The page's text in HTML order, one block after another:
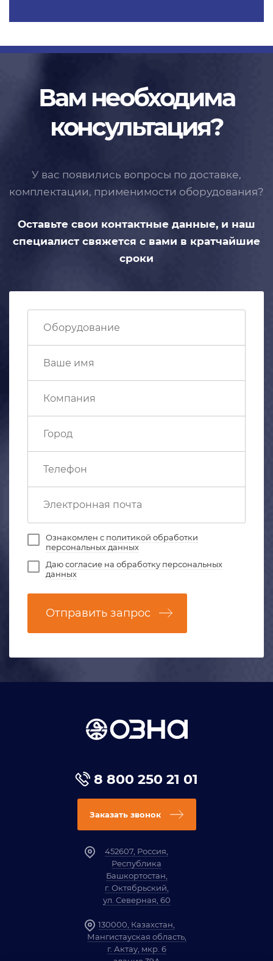
Вам необходима
консультация?
У вас появились вопросы по доставке,
комплектации, применимости оборудования?
Оставьте свои контактные данные, и наш
специалист свяжется с вами в кратчайшие
сроки
Ознакомлен с политикой обработки
персональных данных
Даюсогласие на обработку персональных
данных
Отправить запрос
8 800 250 21 01
Заказать звонок
452607, Россия,
Республика
Башкортостан,
г. Октябрьский,
ул. Северная, 60
130000, Казахстан,
Мангистауская область,
г. Актау, мкр. 6